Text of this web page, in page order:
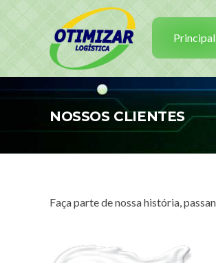
Principal
NOSSOS CLIENTES
Faça parte de nossa história,